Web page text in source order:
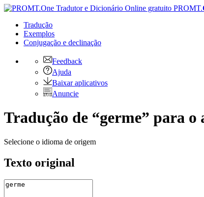
PROMT.
Tradução
Exemplos
Conjugação e declinação
Feedback
Ajuda
Baixar aplicativos
Anuncie
Tradução de “germe” para o
Selecione o idioma de origem
Texto original